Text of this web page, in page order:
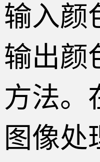
输入颜
输出颜
方法。
图像处